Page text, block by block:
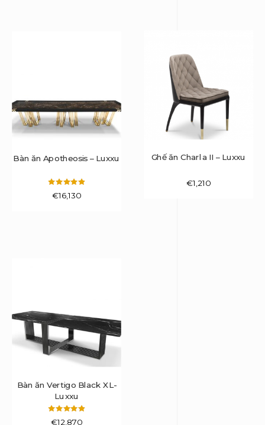
Bàn ăn Apotheosis – Luxxu
Được xếp
hạng
€16,130
Ghế ăn Charla II – Luxxu
€1,210
Bàn ăn Vertigo Black XL-
Luxxu
Được xếp
€12,870